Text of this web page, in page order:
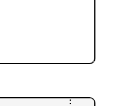
ライフレー
はい